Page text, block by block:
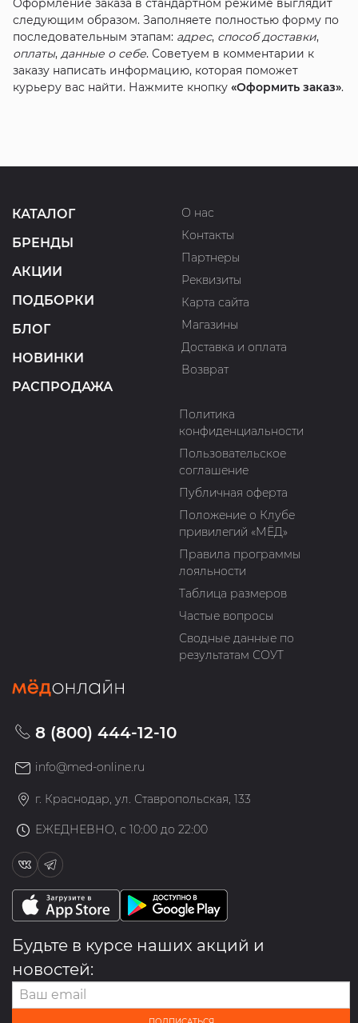
Оформление заказа в стандартном режиме выглядит
следующим образом. Заполняете полностью форму по
последовательным этапам: адрес, способ доставки,
оплаты, данные о себе. Советуем в комментарии к
заказу написать информацию, которая поможет
курьеру вас найти. Нажмите кнопку «Оформить заказ».
КАТАЛОГ
БРЕНДЫ
АКЦИИ
ПОДБОРКИ
БЛОГ
НОВИНКИ
РАСПРОДАЖА
О нас
Контакты
Партнеры
Реквизиты
Карта сайта
Магазины
Доставка и оплата
Возврат
Политика
конфиденциальности
Пользовательское
соглашение
Публичная оферта
Положение о Клубе
привилегий «МЁД»
Правила программы
лояльности
Таблица размеров
Частые вопросы
Сводные данные по
результатам СОУТ
8 (800) 444-12-10
info@med-online.ru
г. Краснодар, ул. Ставропольская, 133
ЕЖЕДНЕВНО, с 10:00 до 22:00
Будьте в курсе наших акций и
новостей: